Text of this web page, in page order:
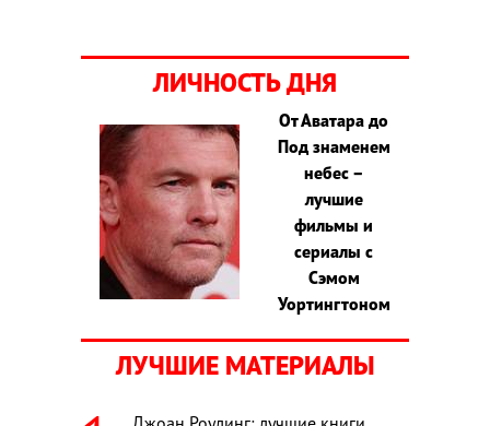
ЛИЧНОСТЬ ДНЯ
От Аватара до
Под знаменем
небес –
лучшие
фильмы и
сериалы с
Сэмом
Уортингтоном
ЛУЧШИЕ МАТЕРИАЛЫ